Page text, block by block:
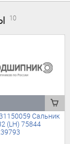
10
Сальник
(LH) 75844